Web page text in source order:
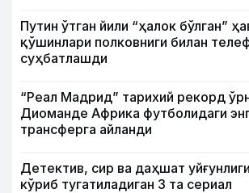
Путин ўтган йили “ҳалок бўлган”
қўшинлари полковниги билан
суҳбатлашди
“Реал Мадрид” тарихий рекорд
Диоманде Африка футболидаги
трансферга айланди
Детектив, сир ва даҳшат
кўриб тугатиладиган 3 та сериал